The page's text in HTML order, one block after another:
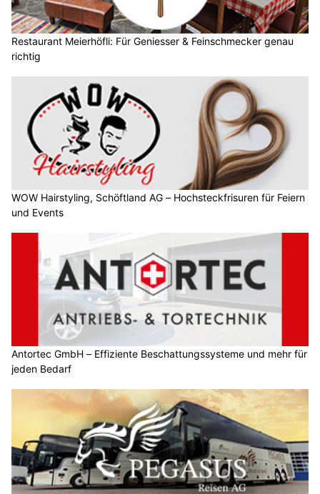
Restaurant Meierhöfli: Für Geniesser & Feinschmecker genau
richtig
WOW Hairstyling, Schöftland AG – Hochsteckfrisuren für Feiern
und Events
Antortec GmbH – Effiziente Beschattungssysteme und mehr für
jeden Bedarf